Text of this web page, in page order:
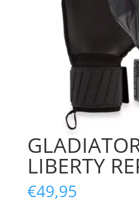
LIBERTY
€49,95